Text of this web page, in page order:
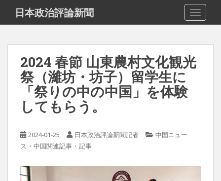
i
日本政治評論新聞
2024 春節 山東農村文化観光
祭（濰坊・坊子）留学生に
「祭りの中の中国」を体験
してもらう。
2024-01-25 日本政治評論新聞記者
中国ニュー
ス ・ 中国関連記事 ・ 記事